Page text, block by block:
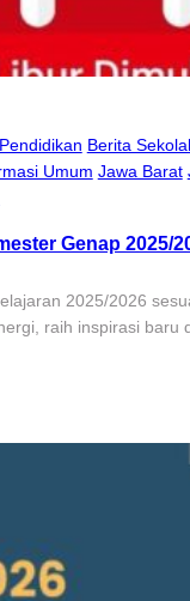
Berita
Umum Jawa Barat
Genap 2025/
2025/2026
raih inspirasi baru